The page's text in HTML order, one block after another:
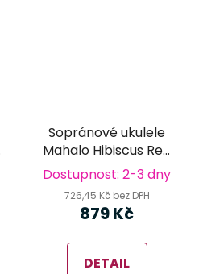
Sopránové ukulele
Mahalo Hibiscus Red
Burst
Dostupnost: 2-3 dny
726,45 Kč bez DPH
879 Kč
DETAIL